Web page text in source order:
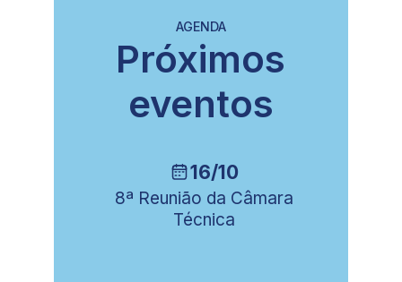
AGENDA
Próximos
eventos
16/10
8ª Reunião da Câmara
Técnica